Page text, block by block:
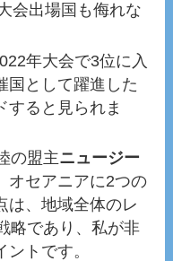
会出場国も侮れな
年大会で3位に入
国として躍進した
すると見られま
の盟主ニュージー
オセアニアに2つの
は、地域全体のレ
略であり、私が非
トです。